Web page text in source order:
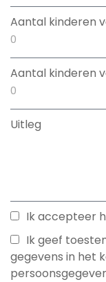
Aantal kinderen
Aantal kinderen
Uitleg
Ik accepteer
Ik geef
gegevens in het